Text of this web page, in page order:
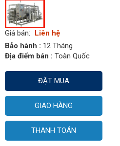
Giá bán:
Liên hệ
Bảo hành : 12 Tháng
Địa điểm bán : Toàn Quốc
ĐẶT MUA
GIAO HÀNG
THANH TOÁN